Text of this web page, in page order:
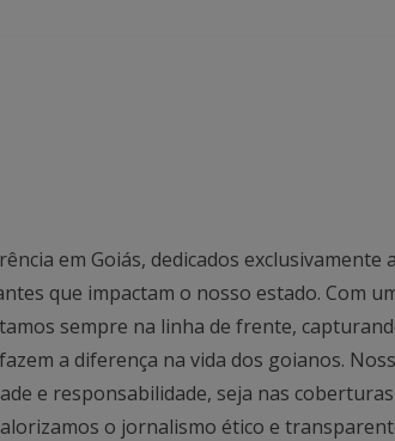
em Goiás, dedicados exclusivamente
que impactam o nosso estado. Com
sempre na linha de frente,
a diferença na vida dos goianos.
e responsabilidade, seja nas
o jornalismo ético e